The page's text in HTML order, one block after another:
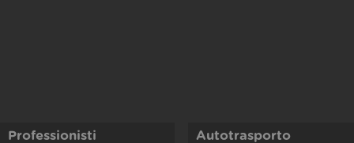
Professionisti Autotrasporto